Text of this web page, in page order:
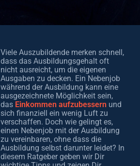
Viele Auszubildende merken schnell,
dass das Ausbildungsgehalt oft
nicht ausreicht, um die eigenen
Ausgaben zu decken. Ein Nebenjob
während der Ausbildung kann eine
ausgezeichnete Möglichkeit sein,
das Einkommen aufzubessern und
sich finanziell ein wenig Luft zu
verschaffen. Doch wie gelingt es,
einen Nebenjob mit der Ausbildung
zu vereinbaren, ohne dass die
Ausbildung selbst darunter leidet? In
diesem Ratgeber geben wir Dir